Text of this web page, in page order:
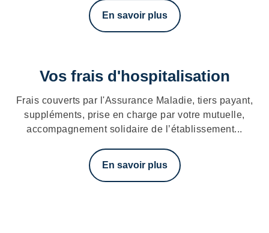
En savoir plus
Vos frais d'hospitalisation
Frais couverts par l'Assurance Maladie, tiers payant,
suppléments, prise en charge par votre mutuelle,
accompagnement solidaire de l’établissement...
En savoir plus